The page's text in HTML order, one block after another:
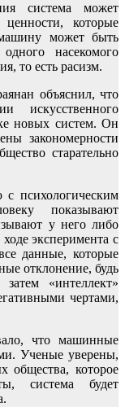
система может
ценности, которые
может быть
насекомого
то есть расизм.
объяснил, что
искусственного
новых систем. Он
закономерности
старательно
с психологическим
показывают
у него либо
эксперимента с
данные, которые
отклонение, будь
«интеллект»
чертами,
что машинные
Ученые уверены,
общества, которое
система будет